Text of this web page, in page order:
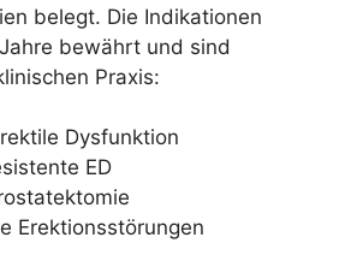
belegt. Die Indikationen
bewährt und sind
Praxis:
Dysfunktion
ED
Erektionsstörungen